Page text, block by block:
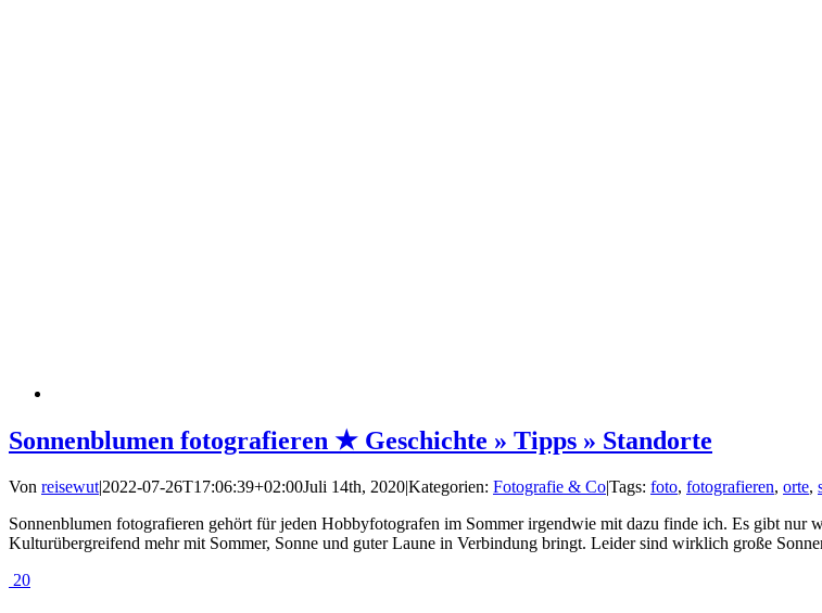
Sonnenblumen fotografieren ★ Geschichte » Tipps » Standorte
Von reisewut|2022-07-26T17:06:39+02:00Juli 14th, 2020|Kategorien: Fotografie & Co|Tags: foto, fotografieren, orte,
Sonnenblumen fotografieren gehört für jeden Hobbyfotografen im Sommer irgendwie mit dazu finde ich. Es gibt nur
Kulturübergreifend mehr mit Sommer, Sonne und guter Laune in Verbindung bringt. Leider sind wirklich große
20